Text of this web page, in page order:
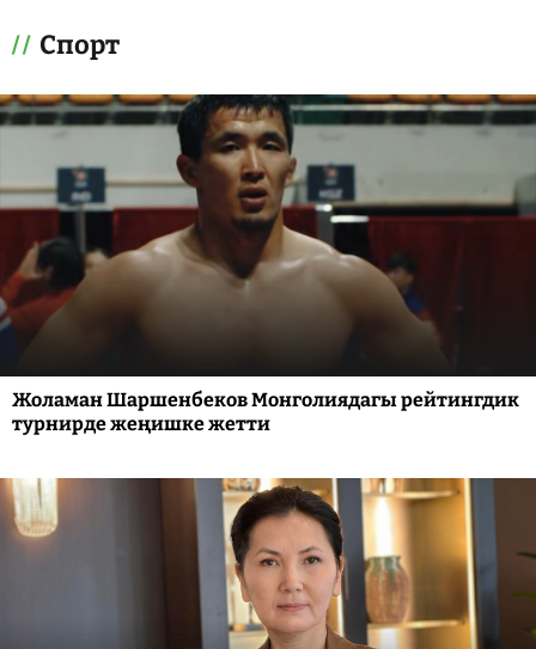
Спорт
Жоламан Шаршенбеков Монголиядагы рейтингдик
турнирде жеңишке жетти